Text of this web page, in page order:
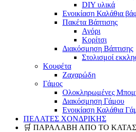
DIY υλικά
Ενοικίαση Καλάθια
Πακέτα Βάπτισης
Αγόρι
Κορίτσι
Διακόσμηση Βάπτισης
Στολισμοί
Κουφέτα
Ζαχαρώδη
Γάμος
Ολοκληρωμένες
Διακόσμηση Γάμου
Ενοικίαση Καλάθια
ΠΕΛΑΤΕΣ ΧΟΝΔΡΙΚΗΣ
🛒 ΠΑΡΑΛΑΒΗ ΑΠΟ ΤΟ